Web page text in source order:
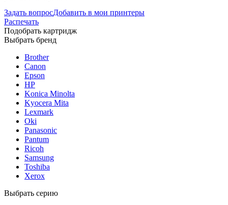
Задать вопросДобавить в мои принтеры
Распечать
Подобрать картридж
Выбрать бренд
Brother
Canon
Epson
HP
Konica Minolta
Kyocera Mita
Lexmark
Oki
Panasonic
Pantum
Ricoh
Samsung
Toshiba
Xerox
Выбрать серию